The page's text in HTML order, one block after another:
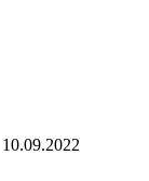
10.09.2022